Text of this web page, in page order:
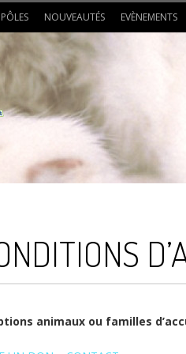
NOUVEAUTÉS EVÈNEMENTS
animaux ou familles